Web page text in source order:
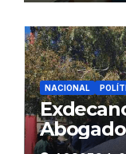
NACIONAL